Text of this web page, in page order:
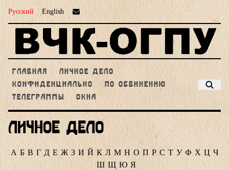
Русский English
ГЛАВНАЯ
ЛИЧНОЕ ДЕЛО
КОНФИДЕНЦИАЛЬНО
ПО ОБВИНЕНИЮ
ТЕЛЕГРАММЫ
ОКНА
Личное дело
А Б В Г Д Е Ж З И Й К Л М Н О П Р С Т У Ф Х Ц Ч
Ш Щ Ю Я